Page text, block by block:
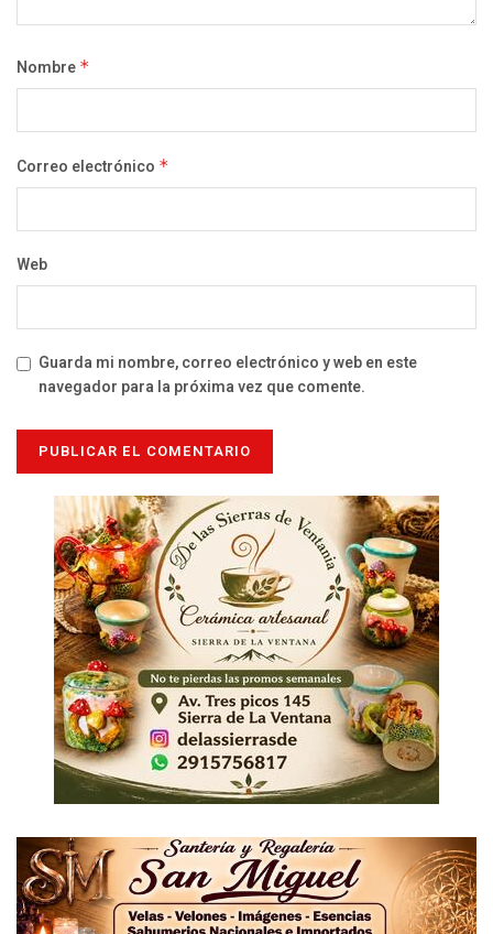
Nombre *
Correo electrónico *
Web
Guarda mi nombre, correo electrónico y web en este
navegador para la próxima vez que comente.